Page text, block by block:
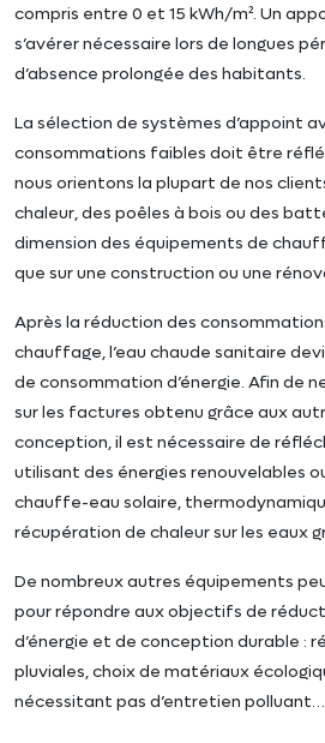
compris entre 0 et 15 kWh/m². Un
s’avérer nécessaire lors de longues
d’absence prolongée des habitants.
La sélection de systèmes d’appoint
consommations faibles doit être
nous orientons la plupart de nos
chaleur, des poêles à bois ou des
dimension des équipements de
que sur une construction ou une
Après la réduction des
chauffage, l’eau chaude sanitaire
de consommation d’énergie. Afin de
sur les factures obtenu grâce aux
conception, il est nécessaire de
utilisant des énergies renouvelables
chauffe-eau solaire,
récupération de chaleur sur les eaux
De nombreux autres équipements
pour répondre aux objectifs de
d’énergie et de conception durable :
pluviales, choix de matériaux
nécessitant pas d’entretien polluant…